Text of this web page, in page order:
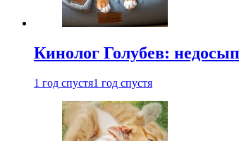
Кинолог Голубев:
1 год спустя1 год спустя